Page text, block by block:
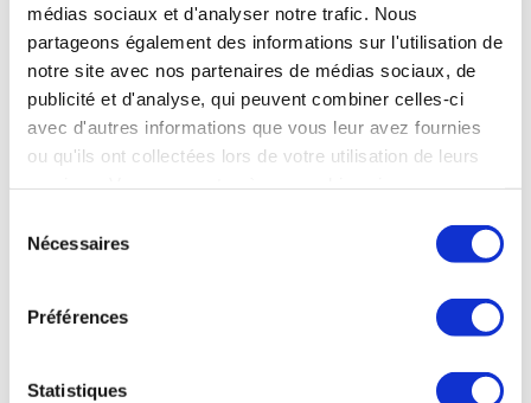
médias sociaux et d'analyser notre trafic. Nous
partageons également des informations sur l'utilisation de
notre site avec nos partenaires de médias sociaux, de
publicité et d'analyse, qui peuvent combiner celles-ci
avec d'autres informations que vous leur avez fournies
ou qu'ils ont collectées lors de votre utilisation de leurs
Nécessaires
Préférences
Statistiques
Airbus Corporate Jet (ACJ) a inauguré au printemps dernier
à Toulouse un studio dédié à l’ACJ TwoTwenty, permettant
aux clients de s’immerger dans leur futur avion. Dévoilé à
l’occasion du salon de l’aviation d’affaires EBACE à Genève
en mai 2022, ce studio a été installé à Blagnac, au sein du
centre des maquettes qui présente à l’échelle 1 l’ensemble
de la gamme Airbus.